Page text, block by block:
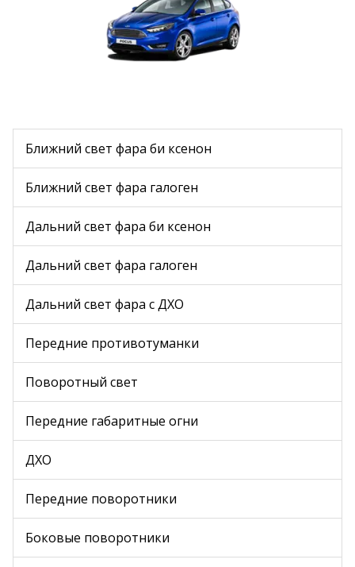
Ближний свет фара би ксенон
Ближний свет фара галоген
Дальний свет фара би ксенон
Дальний свет фара галоген
Дальний свет фара с ДХО
Передние противотуманки
Поворотный свет
Передние габаритные огни
ДХО
Передние поворотники
Боковые поворотники